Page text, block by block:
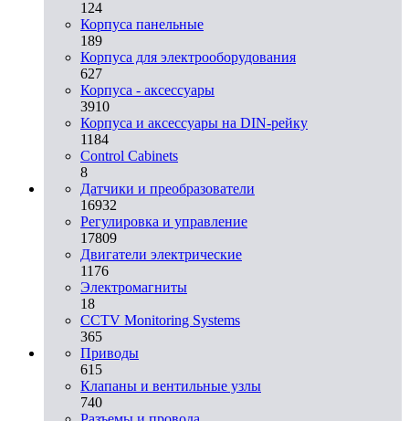
124
Корпуса панельные
189
Корпуса для электрооборудования
627
Корпуса - аксессуары
3910
Корпуса и аксессуары на DIN-рейку
1184
Control Cabinets
8
Датчики и преобразователи
16932
Регулировка и управление
17809
Двигатели электрические
1176
Электромагниты
18
CCTV Monitoring Systems
365
Приводы
615
Клапаны и вентильные узлы
740